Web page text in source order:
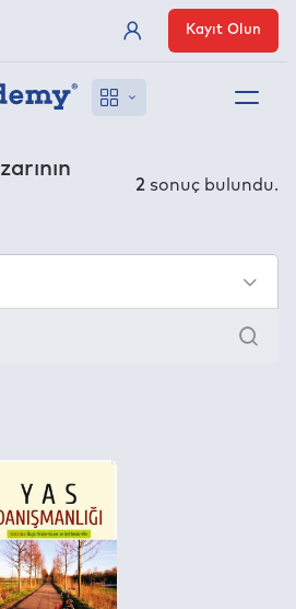
Üye Girişi
Kayıt Olun
2 sonuç bulundu.
Ara